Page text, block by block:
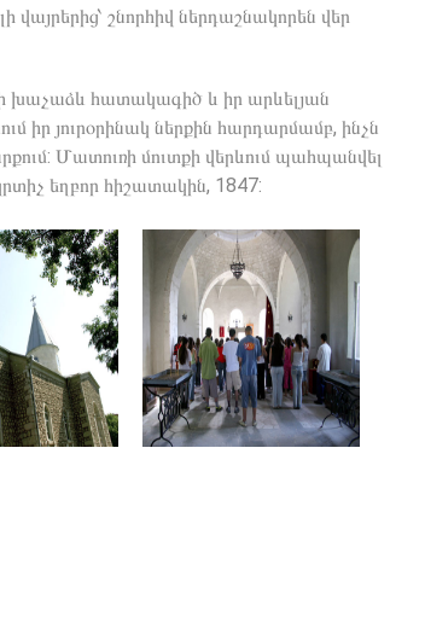
շնորհիվ ներդաշնակորեն վեր
խաչաձև հատակագիծ և իր արևելյան
իր յուրօրինակ ներքին հարդարմամբ, ինչն
Մատուռի մուտքի վերևում պահպանվել
եղբոր հիշատակին, 1847: